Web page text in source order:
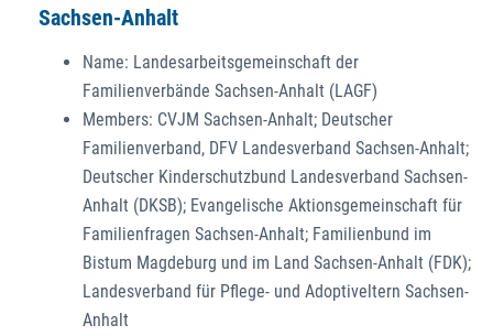
Sachsen-Anhalt
Name: Landesarbeitsgemeinschaft der
Familienverbände Sachsen-Anhalt (LAGF)
Members: CVJM Sachsen-Anhalt; Deutscher
Familienverband, DFV Landesverband Sachsen-Anhalt;
Deutscher Kinderschutzbund Landesverband Sachsen-
Anhalt (DKSB); Evangelische Aktionsgemeinschaft für
Familienfragen Sachsen-Anhalt; Familienbund im
Bistum Magdeburg und im Land Sachsen-Anhalt (FDK);
Landesverband für Pflege- und Adoptiveltern Sachsen-
Anhalt